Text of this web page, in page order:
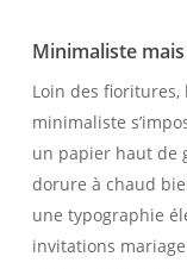
Minimaliste
Loin des fioritures,
minimaliste
un papier haut de
dorure à chaud
une typographie
invitations